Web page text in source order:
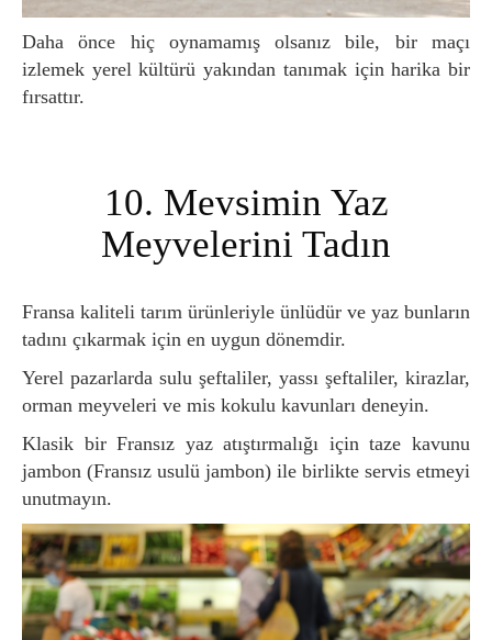
Daha önce hiç oynamamış olsanız bile, bir maçı
izlemek yerel kültürü yakından tanımak için harika bir
fırsattır.
10. Mevsimin Yaz
Meyvelerini Tadın
Fransa kaliteli tarım ürünleriyle ünlüdür ve yaz bunların
tadını çıkarmak için en uygun dönemdir.
Yerel pazarlarda sulu şeftaliler, yassı şeftaliler, kirazlar,
orman meyveleri ve mis kokulu kavunları deneyin.
Klasik bir Fransız yaz atıştırmalığı için taze kavunu
jambon (Fransız usulü jambon) ile birlikte servis etmeyi
unutmayın.